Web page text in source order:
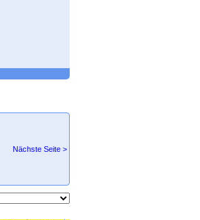
Nächste Seite >